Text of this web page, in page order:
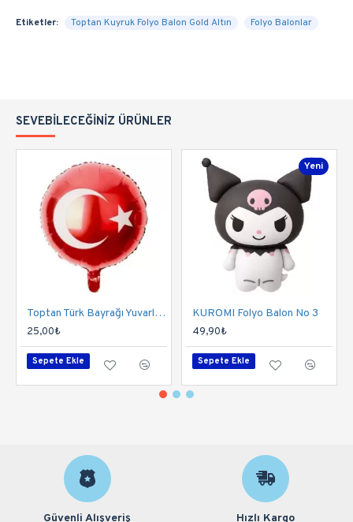
Etiketler: Toptan Kuyruk Folyo Balon Gold Altın Folyo Balonlar
SEVEBILECEĞINIZ ÜRÜNLER
Toptan Türk Bayrağı Yuvarlak Folyo Balon
25,00₺
Sepete Ekle
Yeni
KUROMI Folyo Balon No 3
49,90₺
Sepete Ekle
Güvenli Alışveriş Hızlı Kargo